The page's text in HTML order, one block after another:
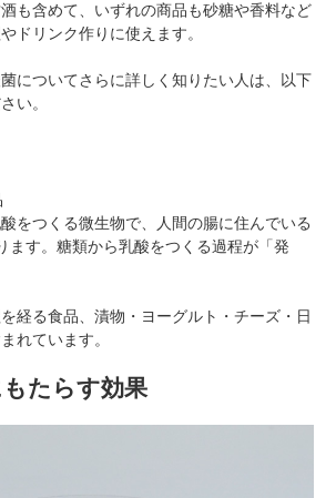
も含めて、いずれの商品も砂糖や香料など
ドリンク作りに使えます。
についてさらに詳しく知りたい人は、以下
い。
をつくる微生物で、人間の腸に住んでいる
ます。糖類から乳酸をつくる過程が「発
経る食品、漬物・ヨーグルト・チーズ・日
れています。
たらす効果